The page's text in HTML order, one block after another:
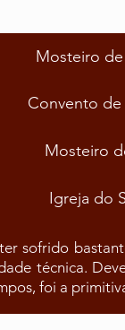
Mosteiro
Convento
Mosteiro
Igreja do
sofrido
técnica.
foi a